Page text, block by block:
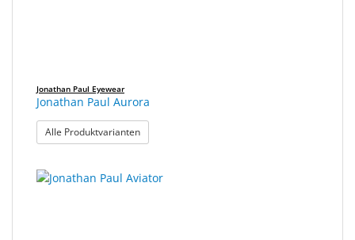
Jonathan Paul Eyewear
Jonathan Paul Aurora
Alle Produktvarianten: Jonathan Paul Aurora